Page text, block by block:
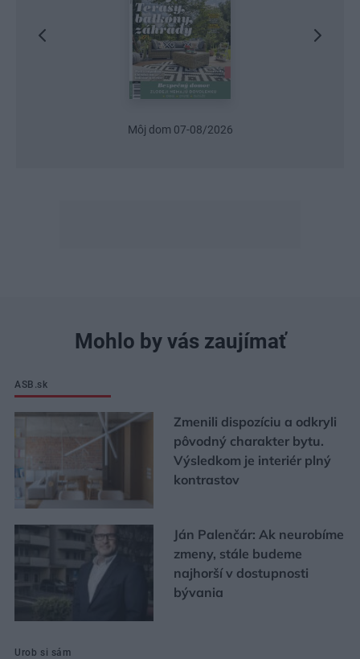
Môj dom 07-08/2026
Mohlo by vás zaujímať
ASB.sk
Zmenili dispozíciu a odkryli
pôvodný charakter bytu.
Výsledkom je interiér plný
kontrastov
Ján Palenčár: Ak neurobíme
zmeny, stále budeme
najhorší v dostupnosti
bývania
Urob si sám